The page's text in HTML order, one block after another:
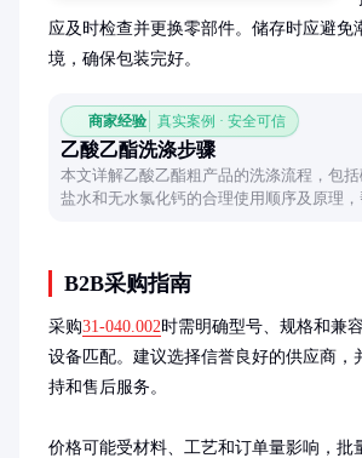
应及时检查并更换零部件。储存时应避免
境，确保包装完好。
商家经验 真实案例 · 安全可信
乙酸乙酯洗涤步骤
本文详解乙酸乙酯粗产品的洗涤流程，包
盐水和无水氯化钙的合理使用顺序及原理
B2B采购指南
采购31-040.002时需明确型号、规格和兼
设备匹配。建议选择信誉良好的供应商，
持和售后服务。
价格可能受材料、工艺和订单量影响，批